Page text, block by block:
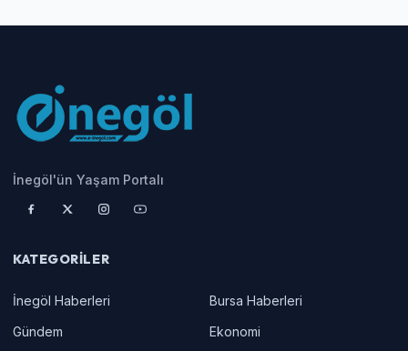
İnegöl'ün Yaşam Portalı
KATEGORILER
İnegöl Haberleri
Bursa Haberleri
Gündem
Ekonomi